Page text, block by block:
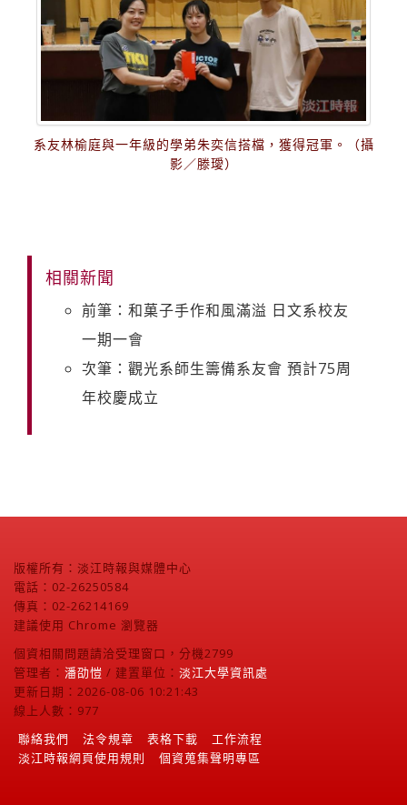
系友林榆庭與一年級的學弟朱奕信搭檔，獲得冠軍。（攝
影／滕璦）
相關新聞
前筆：和菓子手作和風滿溢 日文系校友
一期一會
次筆：觀光系師生籌備系友會 預計75周
年校慶成立
版權所有：淡江時報與媒體中心
電話：02-26250584
傳真：02-26214169
建議使用 Chrome 瀏覽器
個資相關問題請洽受理窗口，分機2799
管理者： 潘劭愷 / 建置單位： 淡江大學資訊處
更新日期：2026-08-06 10:21:43
線上人數：977
聯絡我們
法令規章 表格下載
工作流程
淡江時報網頁使用規則
個資蒐集聲明專區